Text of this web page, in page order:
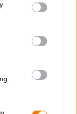
en zwart bier |